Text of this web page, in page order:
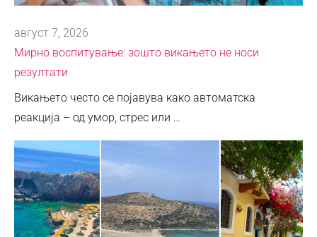
август 7, 2026
Мирно воспитување: зошто викањето не носи
резултати
Викањето често се појавува како автоматска
реакција – од умор, стрес или …